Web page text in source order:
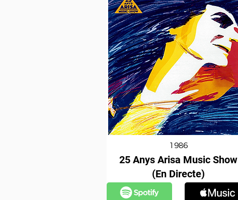
1986
25 Anys Arisa Music Show
(En Directe)